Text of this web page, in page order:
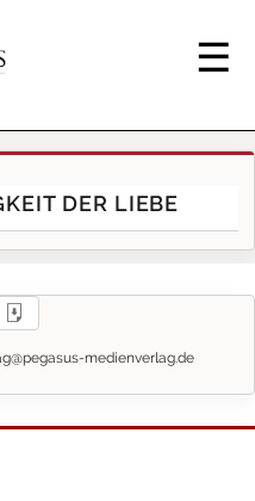
DER LIEBE
medienverlag.de